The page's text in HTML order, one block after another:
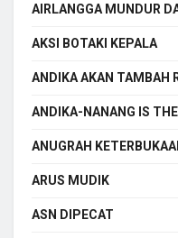
AIRLANGGA MUNDUR
AKSI BOTAKI KEPALA
ANDIKA AKAN TAMBAH
ANDIKA-NANANG IS
ANUGRAH
ARUS MUDIK
ASN DIPECAT